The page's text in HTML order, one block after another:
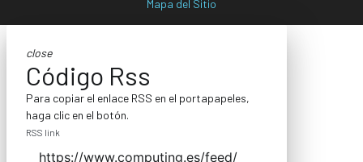
Mapa del Sitio
close
Código Rss
Para copiar el enlace RSS en el portapapeles,
haga clic en el botón.
RSS link